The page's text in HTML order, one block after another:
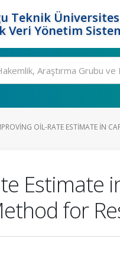
Teknik
Veri Yönetim
OIL-RATE ESTIMATE IN
Estimate
for